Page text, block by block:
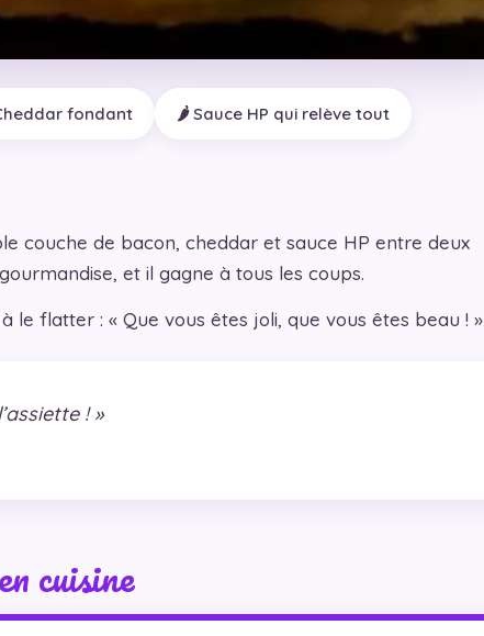
fondant 🌶️ Sauce HP qui relève tout
couche de bacon, cheddar et sauce HP entre deux
et il gagne à tous les coups.
flatter : « Que vous êtes joli, que vous êtes beau ! »
! »
cuisine